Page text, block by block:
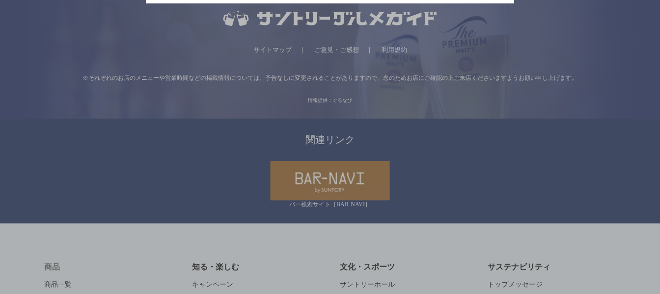
サイトマップ ご意見・ご感想 利用規約
※それぞれのお店のメニューや営業時間などの掲載情報については、 予告なしに変更されることがありますので、 念のためお店にご確認の上ご来店くださいますようお願い申し上げます。
情報提供：ぐるなび
関連リンク
バー検索サイト［BAR-NAVI］
商品
商品一覧
知る・楽しむ
キャンペーン
文化・スポーツ
サントリーホール
サステナビリティ
トップメッセージ